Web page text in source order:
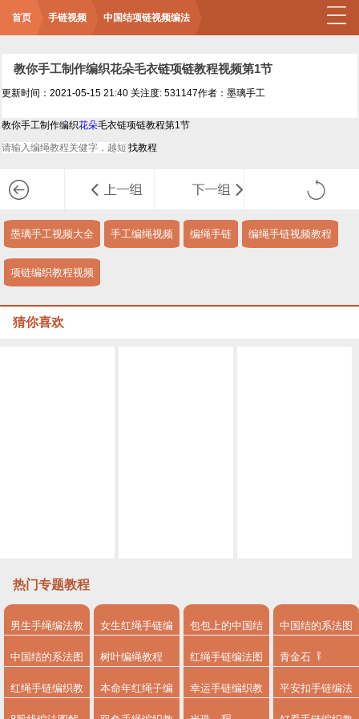
首页 手链视频 中国结项链视频编法
教你手工制作编织花朵毛衣链项链教程视频第1节
更新时间：2021-05-15 21:40 关注度: 531147作者：墨璃手工
教你手工制作编织花朵毛衣链项链教程第1节
墨璃手工视频大全 手工编绳视频 编绳手链 编绳手链视频教程
项链编织教程视频
猜你喜欢
热门专题教程
男生手绳编法教
程
女生红绳手链编
法
包包上的中国结
系法图解
中国结的系法图
解
中国结的系法图
解，分享简单易
树叶编绳教程 红绳手链编法图
解
青金石
红绳手链编织教 本命年红绳子编 幸运手链编织教 平安扣手链编法